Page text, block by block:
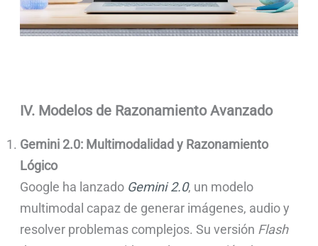
IV. Modelos de Razonamiento Avanzado
Gemini 2.0: Multimodalidad y Razonamiento
Lógico
Google ha lanzado Gemini 2.0, un modelo
multimodal capaz de generar imágenes, audio y
resolver problemas complejos. Su versión Flash